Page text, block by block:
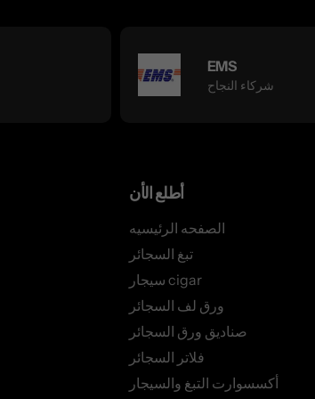
EMS
شركاء النجاح
أطلع الأن
الصفحه الرئيسيه
تبغ السجائر
سيجار cigar
ورق لف السجائر
صناديق ورق السجائر
فلاتر السجائر
أكسسوارت التبغ والسيجار